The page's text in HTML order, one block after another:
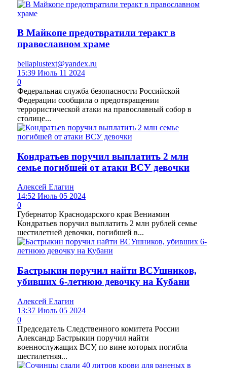
В Майкопе предотвратили теракт в
православном храме
bellaplustext@yandex.ru
15:39 Июль 11 2024
0
Федеральная служба безопасности Российской
Федерации сообщила о предотвращении
террористической атаки на православный собор в
столице...
Кондратьев поручил выплатить 2 млн
семье погибшей от атаки ВСУ девочки
Алексей Елагин
14:52 Июль 05 2024
0
Губернатор Краснодарского края Вениамин
Кондратьев поручил выплатить 2 млн рублей семье
шестилетней девочки, погибшей в...
Бастрыкин поручил найти ВСУшников,
убивших 6-летнюю девочку на Кубани
Алексей Елагин
13:37 Июль 05 2024
0
Председатель Следственного комитета России
Александр Бастрыкин поручил найти
военнослужащих ВСУ, по вине которых погибла
шестилетняя...